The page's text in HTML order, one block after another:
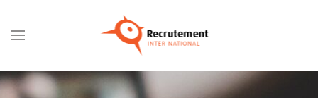
Passer au contenu principal